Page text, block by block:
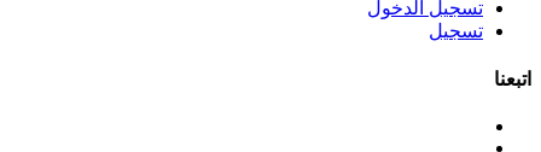
تسجيل الدخول
تسجيل
اتبعنا